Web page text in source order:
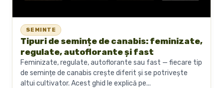
SEMINTE
Tipuri de semințe de canabis: feminizate,
regulate, autoflorante și fast
Feminizate, regulate, autoflorante sau fast — fiecare tip
de semințe de canabis crește diferit și se potrivește
altui cultivator. Acest ghid le explică pe...